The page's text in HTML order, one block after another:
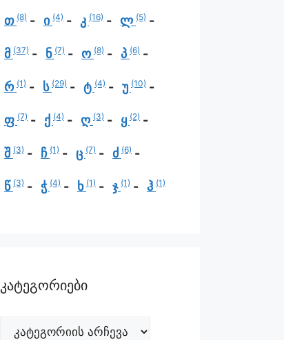
თ (8) ი (4) კ (16) ლ (5)
მ (37) ნ (7) ო (8) პ (6)
რ (1) ს (29) ტ (4) უ (10)
ფ (7) ქ (4) ღ (3) ყ (2)
შ (3) ჩ (1) ც (7) ძ (6)
წ (3) ჭ (4) ხ (1) ჯ (1) ჰ (1)
კატეგორიები